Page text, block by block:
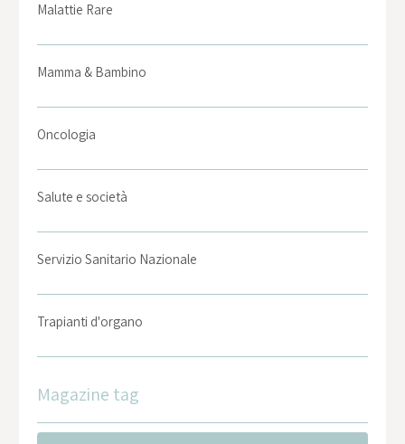
Malattie Rare
Mamma & Bambino
Oncologia
Salute e società
Servizio Sanitario Nazionale
Trapianti d'organo
Magazine tag